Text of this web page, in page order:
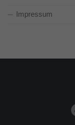
Impressum